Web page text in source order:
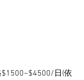
日(依